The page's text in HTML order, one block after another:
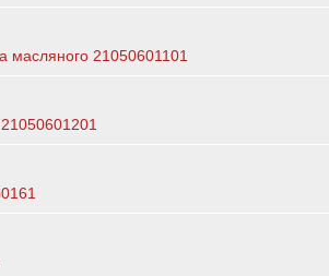
масляного 21050601101